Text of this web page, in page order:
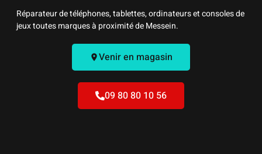
Réparateur de téléphones, tablettes, ordinateurs et consoles de
jeux toutes marques à proximité de Messein.
Venir en magasin
09 80 80 10 56